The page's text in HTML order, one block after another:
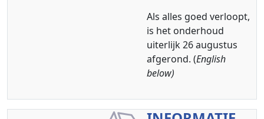
Als alles goed verloopt,
is het onderhoud
uiterlijk 26 augustus
afgerond. (English
below)